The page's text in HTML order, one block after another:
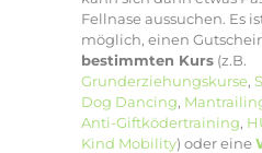
Fellnase aussuchen. Es
möglich, einen
bestimmten Kurs (z.B.
Grunderziehungskurse,
Dog Dancing,
Anti-Giftködertraining,
Kind Mobility) oder eine